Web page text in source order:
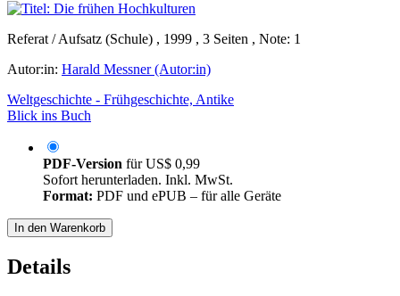
Referat / Aufsatz (Schule) , 1999 , 3 Seiten , Note: 1
Autor:in: Harald Messner (Autor:in)
Weltgeschichte - Frühgeschichte, Antike
Blick ins Buch
PDF-Version fürUS$ 0,99
Sofort herunterladen. Inkl. MwSt.
Format: PDF und ePUB – für alle Geräte
In den Warenkorb
Details